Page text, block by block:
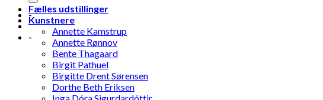
-
-
Fælles udstillinger
Kunstnere
Annette Kamstrup
Annette Rønnov
Bente Thagaard
Birgit Pathuel
Birgitte Drent Sørensen
Dorthe Beth Eriksen